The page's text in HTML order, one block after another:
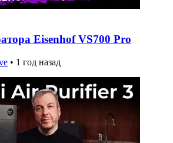
Eisenhof VS700 Pro
• 1 год назад